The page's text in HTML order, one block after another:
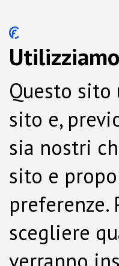
Questo
sito e,
sia nostri
sito e
scegliere
verranno